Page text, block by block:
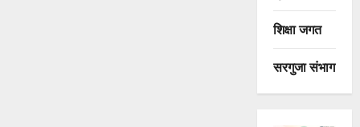
शिक्षा जगत
सरगुजा संभाग